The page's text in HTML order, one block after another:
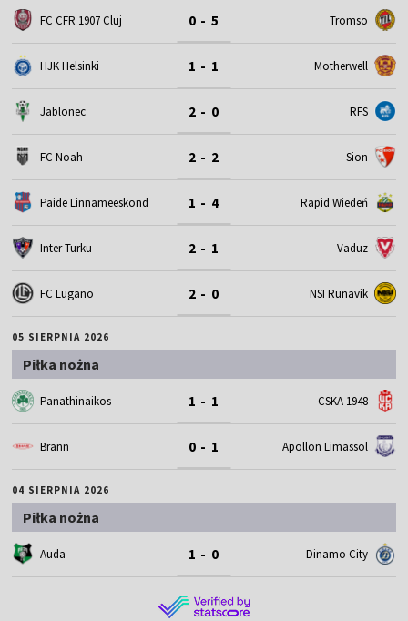
FC CFR 1907 Cluj 0 - 5 Tromso
HJK Helsinki 1 - 1 Motherwell
Jablonec 2 - 0 RFS
FC Noah 2 - 2 Sion
Paide Linnameeskond 1 - 4 Rapid Wiedeń
Inter Turku 2 - 1 Vaduz
FC Lugano 2 - 0 NSI Runavik
05 SIERPNIA 2026
Piłka nożna
Panathinaikos 1 - 1 CSKA 1948
Brann 0 - 1 Apollon Limassol
04 SIERPNIA 2026
Piłka nożna
Auda 1 - 0 Dinamo City